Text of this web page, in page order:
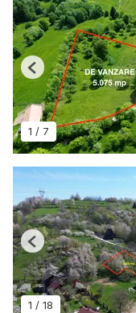
1 / 7
Previous
1 / 18
Previous